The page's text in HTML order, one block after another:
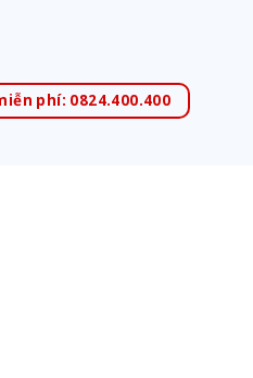
phí: 0824.400.400